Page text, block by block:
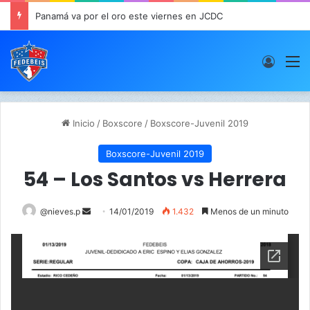
Panamá va por el oro este viernes en JCDC
Inicio / Boxscore / Boxscore-Juvenil 2019
Boxscore-Juvenil 2019
54 – Los Santos vs Herrera
@nieves.p
S
a
14/01/2019 1.432 Menos de un minuto